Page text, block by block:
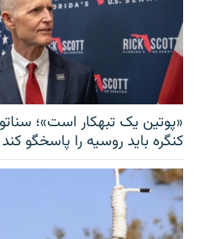
«پوتین یک تبهکار است»؛
کنگره باید روسیه را پاسخگو کند